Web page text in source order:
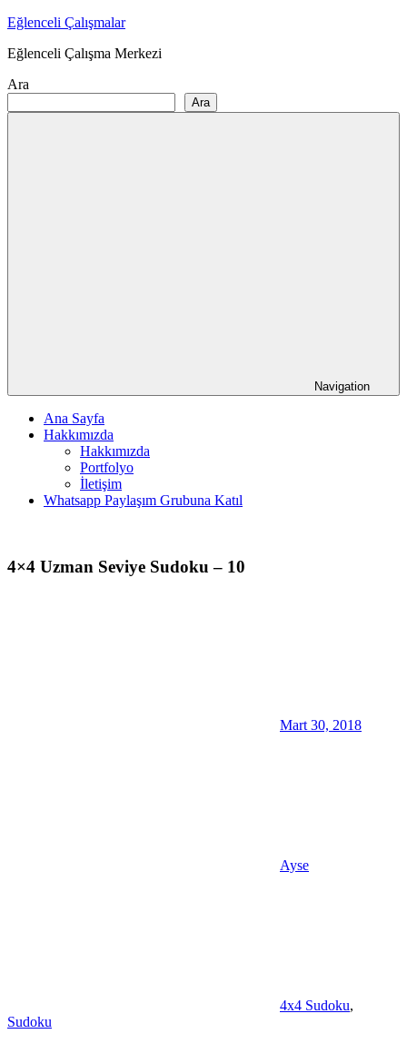
Skip
content
Eğlenceli Çalışmalar
Eğlenceli Çalışma Merkezi
Ara
Ara
Navigation
Ana Sayfa
Hakkımızda
Hakkımızda
Portfolyo
İletişim
Whatsapp Paylaşım Grubuna Katıl
4×4 Uzman Seviye Sudoku – 10
Mart 30, 2018
Ayse
4x4 Sudoku,
Sudoku